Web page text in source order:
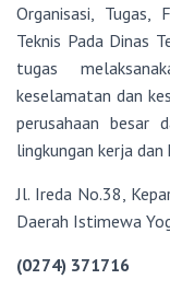
Organisasi,
Teknis Pada Dinas
tugas
keselamatan dan
perusahaan besar
lingkungan kerja
Jl. Ireda No.38,
Daerah Istimewa
(0274) 371716